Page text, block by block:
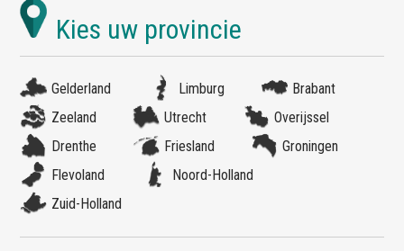
Gelderland Limburg
Brabant
Zeeland
Utrecht
Overijssel
Drenthe
Friesland
Groningen
Flevoland
Noord-Holland
Zuid-Holland